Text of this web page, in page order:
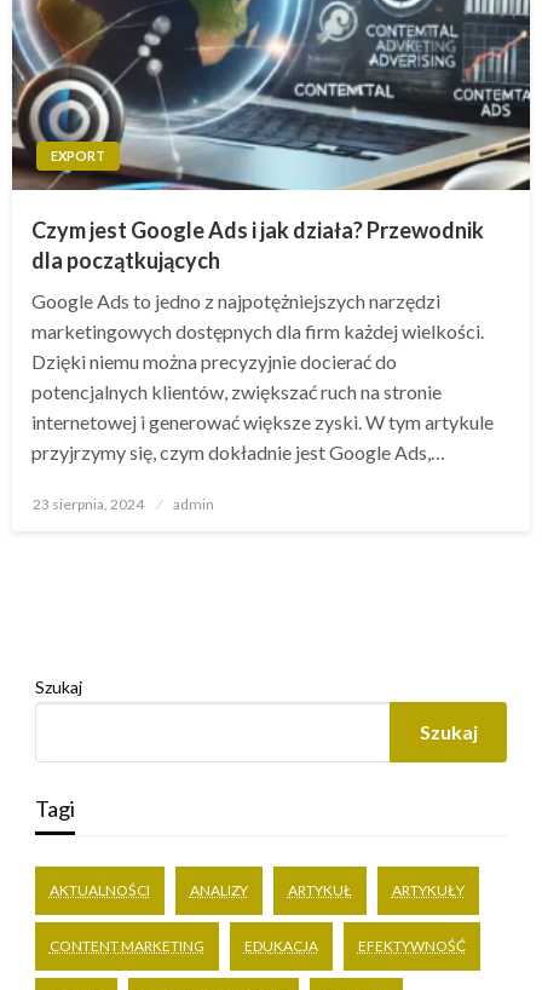
EXPORT
Czym jest Google Ads i jak działa? Przewodnik
dla początkujących
Google Ads to jedno z najpotężniejszych narzędzi
marketingowych dostępnych dla firm każdej wielkości.
Dzięki niemu można precyzyjnie docierać do
potencjalnych klientów, zwiększać ruch na stronie
internetowej i generować większe zyski. W tym artykule
przyjrzymy się, czym dokładnie jest Google Ads,…
Opublikowane
23 sierpnia, 2024 admin
Szukaj
Szukaj
Tagi
AKTUALNOŚCI ANALIZY ARTYKUŁ ARTYKUŁY
CONTENT MARKETING EDUKACJA EFEKTYWNOŚĆ